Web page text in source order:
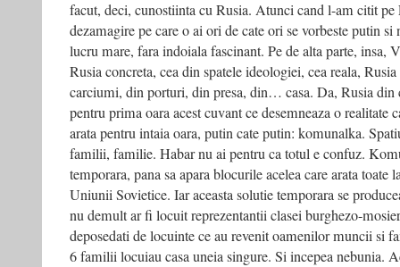
facut, deci, cunostiinta cu Rusia. Atunci cand l-am citit pe
dezamagire pe care o ai ori de cate ori se vorbeste putin
lucru mare, fara indoiala fascinant. Pe de alta parte, insa,
Rusia concreta, cea din spatele ideologiei, cea reala,
carciumi, din porturi, din presa, din… casa. Da, Rusia din
pentru prima oara acest cuvant ce desemneaza o realitate
arata pentru intaia oara, putin cate putin: komunalka.
familii, familie. Habar nu ai pentru ca totul e confuz.
temporara, pana sa apara blocurile acelea care arata toate
Uniunii Sovietice. Iar aceasta solutie temporara se
nu demult ar fi locuit reprezentantii clasei burghezo-
deposedati de locuinte ce au revenit oamenilor muncii si
6 familii locuiau casa uneia singure. Si incepea nebunia.